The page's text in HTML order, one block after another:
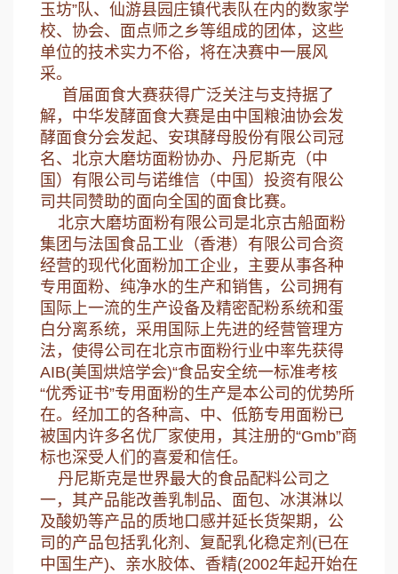
玉坊”队、仙游县园庄镇代表队在内的数家学
校、协会、面点师之乡等组成的团体，这些
单位的技术实力不俗，将在决赛中一展风
采。
首届面食大赛获得广泛关注与支持据了
解，中华发酵面食大赛是由中国粮油协会发
酵面食分会发起、安琪酵母股份有限公司冠
名、北京大磨坊面粉协办、丹尼斯克（中
国）有限公司与诺维信（中国）投资有限公
司共同赞助的面向全国的面食比赛。
北京大磨坊面粉有限公司是北京古船面粉
集团与法国食品工业（香港）有限公司合资
经营的现代化面粉加工企业，主要从事各种
专用面粉、纯净水的生产和销售，公司拥有
国际上一流的生产设备及精密配粉系统和蛋
白分离系统，采用国际上先进的经营管理方
法，使得公司在北京市面粉行业中率先获得
AIB(美国烘焙学会)“食品安全统一标准考核
“优秀证书”专用面粉的生产是本公司的优势所
在。经加工的各种高、中、低筋专用面粉已
被国内许多名优厂家使用，其注册的“Gmb”商
标也深受人们的喜爱和信任。
丹尼斯克是世界最大的食品配料公司之
一，其产品能改善乳制品、面包、冰淇淋以
及酸奶等产品的质地口感并延长货架期，公
司的产品包括乳化剂、复配乳化稳定剂(已在
中国生产)、亲水胶体、香精(2002年起开始在